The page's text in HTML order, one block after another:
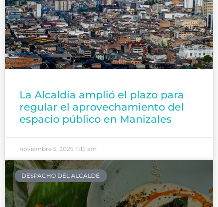
La Alcaldía amplió el plazo para
regular el aprovechamiento del
espacio público en Manizales
noviembre 5, 2025 11:15 am
DESPACHO DEL ALCALDE